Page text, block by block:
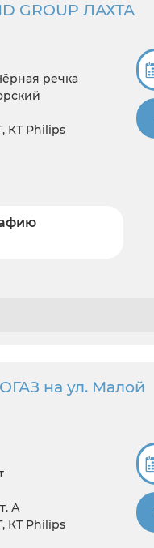
GROUP ЛАХТА
речка
КТ Philips
на ул. Малой
А
КТ Philips